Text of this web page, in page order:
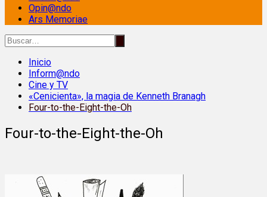
Opin@ndo
Ars Memoriae
Inicio
Inform@ndo
Cine y TV
«Cenicienta», la magia de Kenneth Branagh
Four-to-the-Eight-the-Oh
Four-to-the-Eight-the-Oh